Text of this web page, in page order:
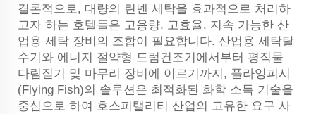
결론적으로, 대량의 린넨 세탁을 효과적으로 처리하
고자 하는 호텔들은 고용량, 고효율, 지속 가능한 산
업용 세탁 장비의 조합이 필요합니다. 산업용 세탁탈
수기와 에너지 절약형 드럼건조기에서부터 평직물
다림질기 및 마무리 장비에 이르기까지, 플라잉피시
(Flying Fish)의 솔루션은 최적화된 화학 소독 기술을
중심으로 하여 호스피탤리티 산업의 고유한 요구 사